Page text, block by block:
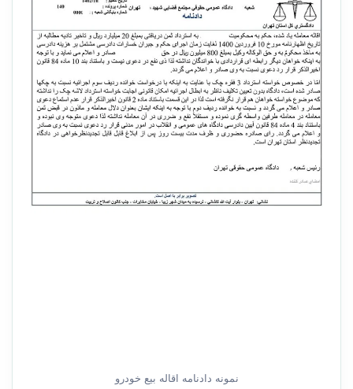
نمونه دادنامه اقاله بیع خودرو